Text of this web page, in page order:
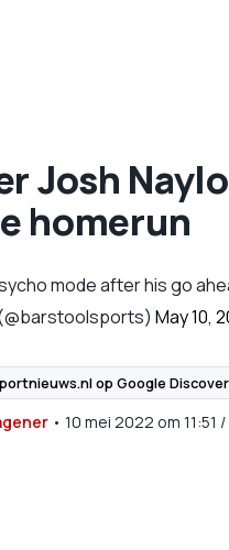
Josh
homerun
mode after his go
May 10,
op Google Discover
• 10 mei 2022 om 11:51 /